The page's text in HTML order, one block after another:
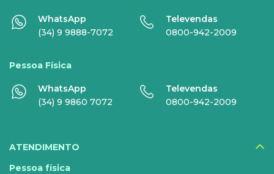
Nomo Music
Sky+
HBO Max
Veja todos serviços
WhatsApp
(34) 9 9888-7072
Televendas
0800-942-2009
Pessoa Física
WhatsApp
(34) 9 9860 7072
Televendas
0800-942-2009
ATENDIMENTO
Pessoa física